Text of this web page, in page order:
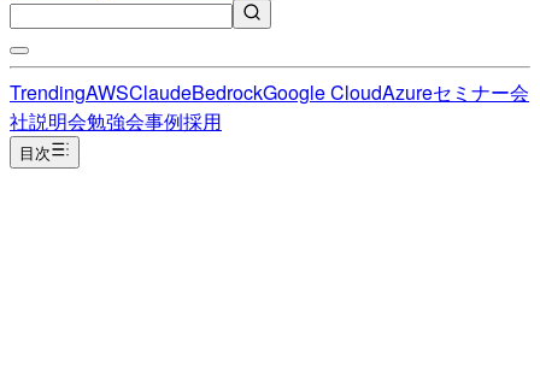
TrendingAWSClaudeBedrockGoogle CloudAzureセミナー会
社説明会勉強会事例採用
目次